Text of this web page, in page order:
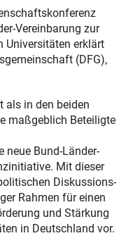
Vereinbarung zur
Universitäten erklärt
(DFG),
als in den beiden
maßgeblich Beteiligte
neue Bund-Länder-
Mit dieser
Diskussions-
Rahmen für einen
und Stärkung
in Deutschland vor.